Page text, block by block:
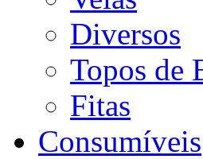
Diversos
Topos de
Fitas
Consumíveis